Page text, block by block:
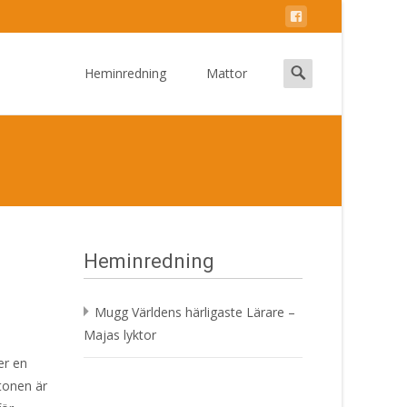
Heminredning Mattor
Search
for:
en
är
Heminredning
Mugg Världens härligaste Lärare –
Majas lyktor